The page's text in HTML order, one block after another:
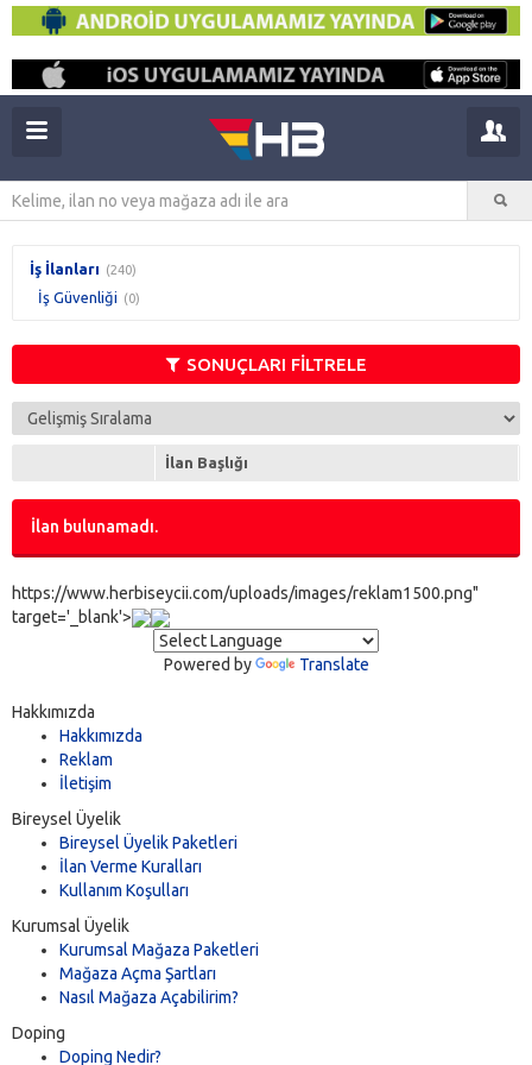
İş İlanları (240)
İş Güvenliği (0)
SONUÇLARI FİLTRELE
İlan Başlığı
İlan bulunamadı.
https://www.herbiseycii.com/uploads/images/reklam1500.png"
target='_blank'>
Powered by Translate
Hakkımızda
Hakkımızda
Reklam
İletişim
Bireysel Üyelik
Bireysel Üyelik Paketleri
İlan Verme Kuralları
Kullanım Koşulları
Kurumsal Üyelik
Kurumsal Mağaza Paketleri
Mağaza Açma Şartları
Nasıl Mağaza Açabilirim?
Doping
Doping Nedir?